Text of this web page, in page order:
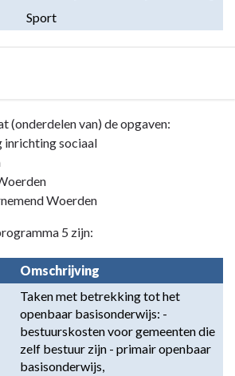
Sport
(onderdelen van) de opgaven:
sociaal
Woerden
5 zijn:
Omschrijving
Taken met betrekking tot het
openbaar basisonderwijs: -
bestuurskosten voor gemeenten die
zelf bestuur zijn - primair openbaar
basisonderwijs,